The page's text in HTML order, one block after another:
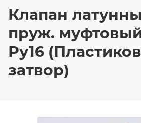
Клапан
пруж.
Ру16
затвор)